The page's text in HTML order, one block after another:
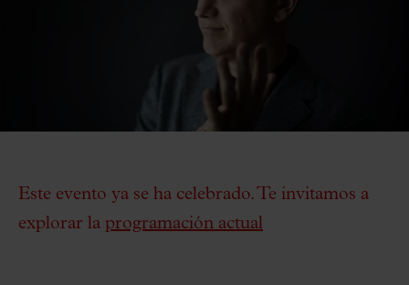
Este evento ya se ha celebrado. Te invitamos a
explorar la programación actual